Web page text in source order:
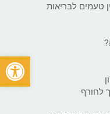
טעמים לבריאות
לחורף